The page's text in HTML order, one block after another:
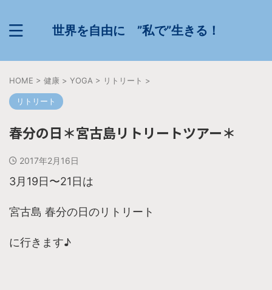
世界を自由に ”私で”生きる！
HOME > 健康 > YOGA > リトリート >
リトリート
春分の日＊宮古島リトリートツアー＊
2017年2月16日
3月19日〜21日は
宮古島 春分の日のリトリート
に行きます♪